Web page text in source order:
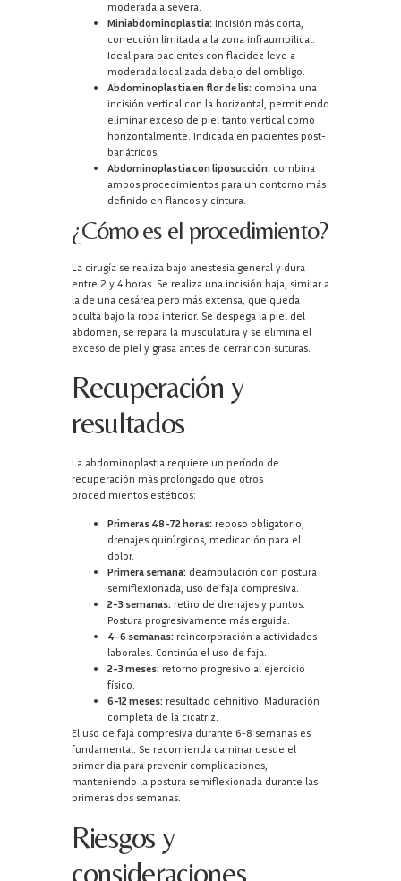
moderada a severa.
Miniabdominoplastia: incisión más corta,
corrección limitada a la zona infraumbilical.
Ideal para pacientes con flacidez leve a
moderada localizada debajo del ombligo.
Abdominoplastia en flor de lis: combina una
incisión vertical con la horizontal, permitiendo
eliminar exceso de piel tanto vertical como
horizontalmente. Indicada en pacientes post-
bariátricos.
Abdominoplastia con liposucción: combina
ambos procedimientos para un contorno más
definido en flancos y cintura.
¿Cómo es el procedimiento?
La cirugía se realiza bajo anestesia general y dura
entre 2 y 4 horas. Se realiza una incisión baja, similar a
la de una cesárea pero más extensa, que queda
oculta bajo la ropa interior. Se despega la piel del
abdomen, se repara la musculatura y se elimina el
exceso de piel y grasa antes de cerrar con suturas.
Recuperación y
resultados
La abdominoplastia requiere un período de
recuperación más prolongado que otros
procedimientos estéticos:
Primeras 48-72 horas: reposo obligatorio,
drenajes quirúrgicos, medicación para el
dolor.
Primera semana: deambulación con postura
semiflexionada, uso de faja compresiva.
2-3 semanas: retiro de drenajes y puntos.
Postura progresivamente más erguida.
4-6 semanas: reincorporación a actividades
laborales. Continúa el uso de faja.
2-3 meses: retorno progresivo al ejercicio
físico.
6-12 meses: resultado definitivo. Maduración
completa de la cicatriz.
El uso de faja compresiva durante 6-8 semanas es
fundamental. Se recomienda caminar desde el
primer día para prevenir complicaciones,
manteniendo la postura semiflexionada durante las
primeras dos semanas.
Riesgos y
consideraciones